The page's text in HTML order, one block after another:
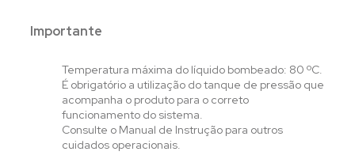
Importante
Temperatura máxima do líquido bombeado: 80 ºC.
É obrigatório a utilização do tanque de pressão que
acompanha o produto para o correto
funcionamento do sistema.
Consulte o Manual de Instrução para outros
cuidados operacionais.